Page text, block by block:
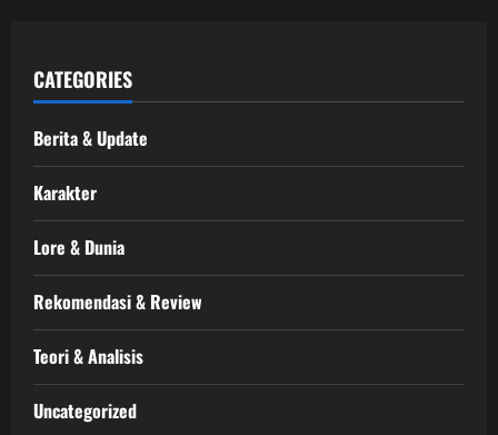
CATEGORIES
Berita & Update
Karakter
Lore & Dunia
Rekomendasi & Review
Teori & Analisis
Uncategorized